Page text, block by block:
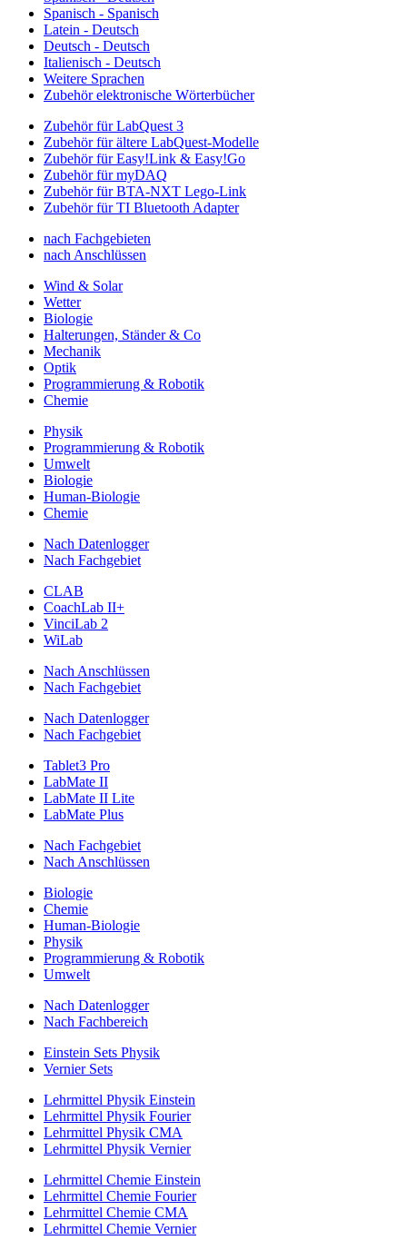
Spanisch - Spanisch
Latein - Deutsch
Deutsch - Deutsch
Italienisch - Deutsch
Weitere Sprachen
Zubehör elektronische Wörterbücher
Zubehör für LabQuest 3
Zubehör für ältere LabQuest-Modelle
Zubehör für Easy!Link & Easy!Go
Zubehör für myDAQ
Zubehör für BTA-NXT Lego-Link
Zubehör für TI Bluetooth Adapter
nach Fachgebieten
nach Anschlüssen
Wind & Solar
Wetter
Biologie
Halterungen, Ständer & Co
Mechanik
Optik
Programmierung & Robotik
Chemie
Physik
Programmierung & Robotik
Umwelt
Biologie
Human-Biologie
Chemie
Nach Datenlogger
Nach Fachgebiet
CLAB
CoachLab II+
VinciLab 2
WiLab
Nach Anschlüssen
Nach Fachgebiet
Nach Datenlogger
Nach Fachgebiet
Tablet3 Pro
LabMate II
LabMate II Lite
LabMate Plus
Nach Fachgebiet
Nach Anschlüssen
Biologie
Chemie
Human-Biologie
Physik
Programmierung & Robotik
Umwelt
Nach Datenlogger
Nach Fachbereich
Einstein Sets Physik
Vernier Sets
Lehrmittel Physik Einstein
Lehrmittel Physik Fourier
Lehrmittel Physik CMA
Lehrmittel Physik Vernier
Lehrmittel Chemie Einstein
Lehrmittel Chemie Fourier
Lehrmittel Chemie CMA
Lehrmittel Chemie Vernier